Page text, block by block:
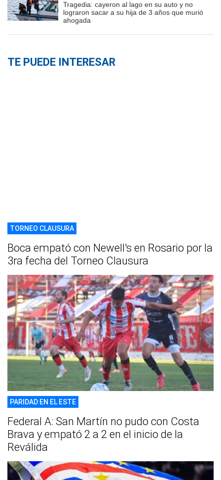
Tragedia: cayeron al lago en su auto y no
lograron sacar a su hija de 3 años que murió
ahogada
TE PUEDE INTERESAR
TORNEO CLAUSURA
Boca empató con Newell's en Rosario por la
3ra fecha del Torneo Clausura
PARIDAD EN EL ESTE
Federal A: San Martín no pudo con Costa
Brava y empató 2 a 2 en el inicio de la
Reválida